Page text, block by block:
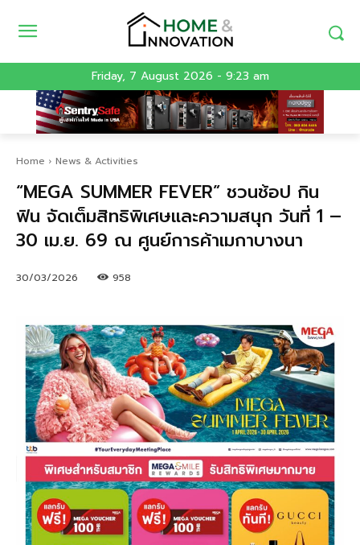
Friday, 7 August 2026 - 9:23 am
Home News & Activities
“MEGA SUMMER FEVER” ชวนช้อป กิน
ฟิน จัดเต็มสิทธิพิเศษและความสนุก วันที่ 1 –
30 เม.ย. 69 ณ ศูนย์การค้าเมกาบางนา
30/03/2026 958